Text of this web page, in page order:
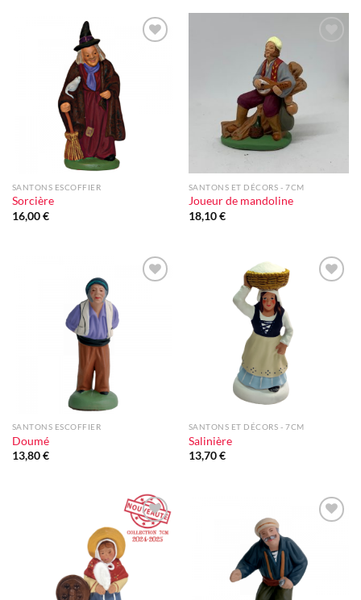
SANTONS ESCOFFIER
Sorcière
16,00€
SANTONS ET DÉCORS - 7CM
Joueur de mandoline
18,10€
SANTONS ESCOFFIER
Doumé
13,80€
SANTONS ET DÉCORS - 7CM
Salinière
13,70€
Ajouter
à la liste